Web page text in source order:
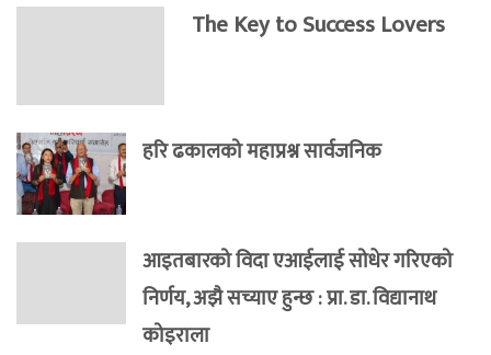
The Key to Success Lovers
हरि ढकालको महाप्रश्न सार्वजनिक
आइतबारको विदा एआईलाई सोधेर गरिएको
निर्णय, अझै सच्याए हुन्छ : प्रा‍. डा. विद्यानाथ
कोइराला